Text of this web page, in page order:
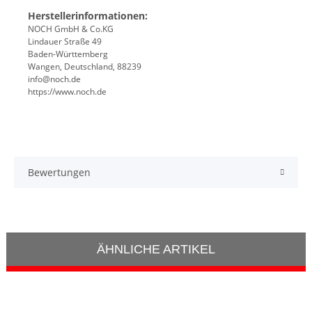
Herstellerinformationen:
NOCH GmbH & Co.KG
Lindauer Straße 49
Baden-Württemberg
Wangen, Deutschland, 88239
info@noch.de
https://www.noch.de
Bewertungen
ÄHNLICHE ARTIKEL